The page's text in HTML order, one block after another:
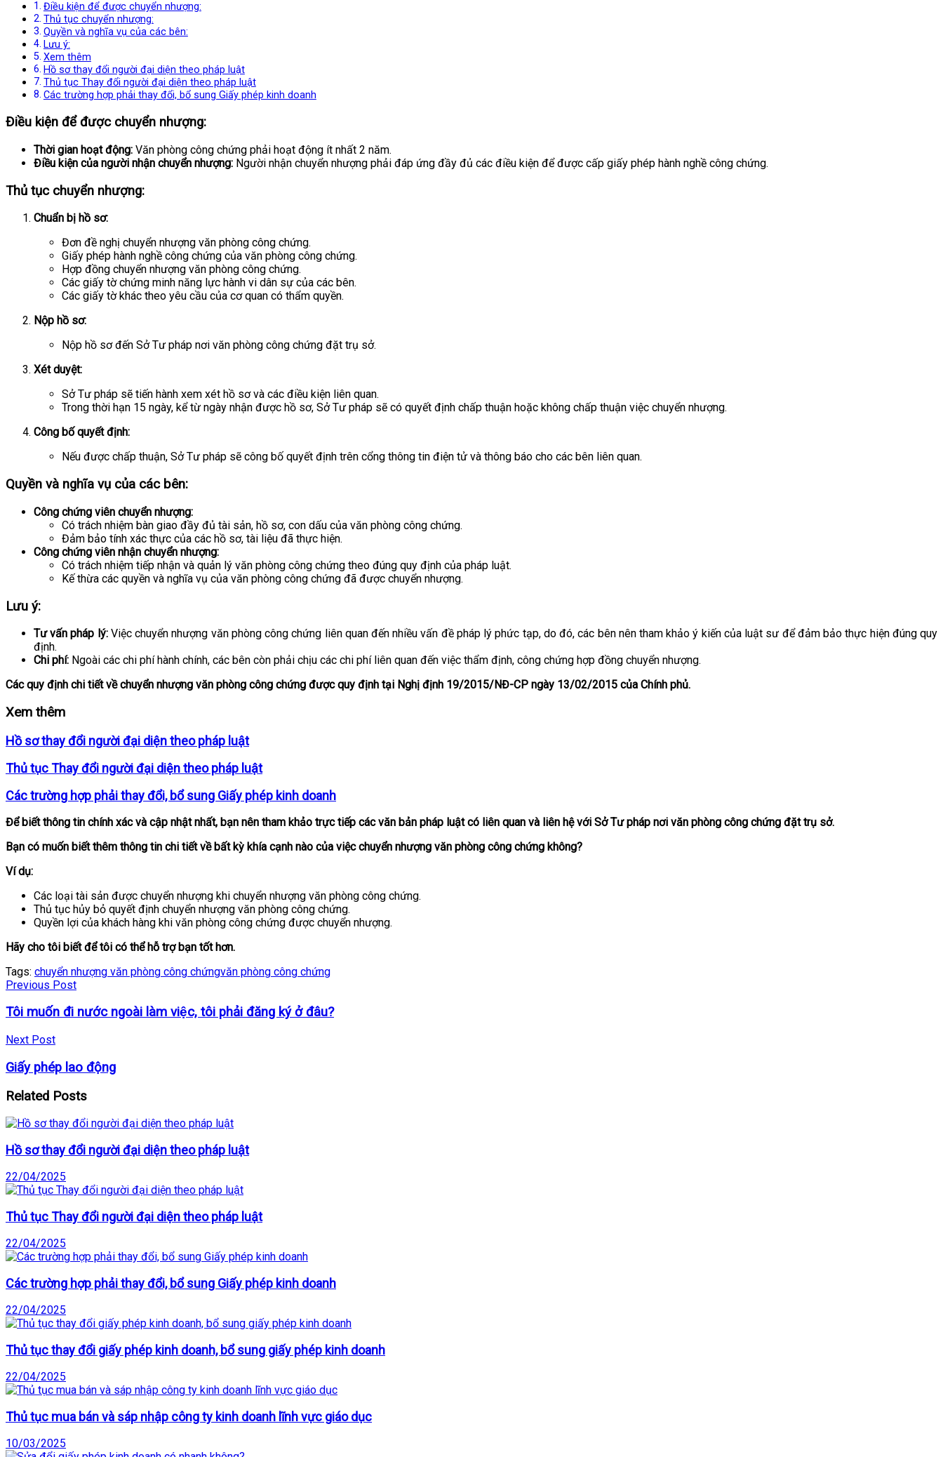
Điều kiện để được chuyển nhượng:
Thủ tục chuyển nhượng:
Quyền và nghĩa vụ của các bên:
Lưu ý:
Xem thêm
Hồ sơ thay đổi người đại diện theo pháp luật
Thủ tục Thay đổi người đại diện theo pháp luật
Các trường hợp phải thay đổi, bổ sung Giấy phép kinh doanh
Điều kiện để được chuyển nhượng:
Thời gian hoạt động: Văn phòng công chứng phải hoạt động ít nhất 2 năm.
Điều kiện của người nhận chuyển nhượng: Người nhận chuyển nhượng phải đáp ứng đầy đủ các điều kiện để được cấp giấy phép hành nghề công chứng.
Thủ tục chuyển nhượng:
Chuẩn bị hồ sơ:
Đơn đề nghị chuyển nhượng văn phòng công chứng.
Giấy phép hành nghề công chứng của văn phòng công chứng.
Hợp đồng chuyển nhượng văn phòng công chứng.
Các giấy tờ chứng minh năng lực hành vi dân sự của các bên.
Các giấy tờ khác theo yêu cầu của cơ quan có thẩm quyền.
Nộp hồ sơ:
Nộp hồ sơ đến Sở Tư pháp nơi văn phòng công chứng đặt trụ sở.
Xét duyệt:
Sở Tư pháp sẽ tiến hành xem xét hồ sơ và các điều kiện liên quan.
Trong thời hạn 15 ngày, kể từ ngày nhận được hồ sơ, Sở Tư pháp sẽ có quyết định chấp thuận hoặc không chấp thuận việc chuyển nhượng.
Công bố quyết định:
Nếu được chấp thuận, Sở Tư pháp sẽ công bố quyết định trên cổng thông tin điện tử và thông báo cho các bên liên quan.
Quyền và nghĩa vụ của các bên:
Công chứng viên chuyển nhượng:
Có trách nhiệm bàn giao đầy đủ tài sản, hồ sơ, con dấu của văn phòng công chứng.
Đảm bảo tính xác thực của các hồ sơ, tài liệu đã thực hiện.
Công chứng viên nhận chuyển nhượng:
Có trách nhiệm tiếp nhận và quản lý văn phòng công chứng theo đúng quy định của pháp luật.
Kế thừa các quyền và nghĩa vụ của văn phòng công chứng đã được chuyển nhượng.
Lưu ý:
Tư vấn pháp lý:Việc chuyển nhượng văn phòng công chứng liên quan đến nhiều vấn đề pháp lý phức tạp, do đó, các bên nên tham khảo ý kiến của luật sư để đảm bảo thực hiện đúng quy
định.
Chi phí: Ngoài các chi phí hành chính, các bên còn phải chịu các chi phí liên quan đến việc thẩm định, công chứng hợp đồng chuyển nhượng.
Các quy định chi tiết về chuyển nhượng văn phòng công chứng được quy định tại Nghị định 19/2015/NĐ-CP ngày 13/02/2015 của Chính phủ.
Xem thêm
Hồ sơ thay đổi người đại diện theo pháp luật
Thủ tục Thay đổi người đại diện theo pháp luật
Các trường hợp phải thay đổi, bổ sung Giấy phép kinh doanh
Để biết thông tin chính xác và cập nhật nhất, bạn nên tham khảo trực tiếp các văn bản pháp luật có liên quan và liên hệ với Sở Tư pháp nơi văn phòng công chứng đặt trụ sở.
Bạn có muốn biết thêm thông tin chi tiết về bất kỳ khía cạnh nào của việc chuyển nhượng văn phòng công chứng không?
Ví dụ:
Các loại tài sản được chuyển nhượng khi chuyển nhượng văn phòng công chứng.
Thủ tục hủy bỏ quyết định chuyển nhượng văn phòng công chứng.
Quyền lợi của khách hàng khi văn phòng công chứng được chuyển nhượng.
Hãy cho tôi biết để tôi có thể hỗ trợ bạn tốt hơn.
Tags: chuyển nhượng văn phòng công chứngvăn phòng công chứng
Previous Post
Tôi muốn đi nước ngoài làm việc, tôi phải đăng ký ở đâu?
Next Post
Giấy phép lao động
Related Posts
Hồ sơ thay đổi người đại diện theo pháp luật
22/04/2025
Thủ tục Thay đổi người đại diện theo pháp luật
22/04/2025
Các trường hợp phải thay đổi, bổ sung Giấy phép kinh doanh
22/04/2025
Thủ tục thay đổi giấy phép kinh doanh, bổ sung giấy phép kinh doanh
22/04/2025
Thủ tục mua bán và sáp nhập công ty kinh doanh lĩnh vực giáo dục
10/03/2025